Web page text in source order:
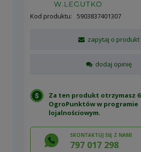
Kod produktu: 5903837401307
zapytaj o produkt
dodaj opinię
Za ten produkt otrzymasz 6
OgroPunktów w programie
lojalnościowym.
SKONTAKTUJ SIĘ Z NAMI
797 017 298